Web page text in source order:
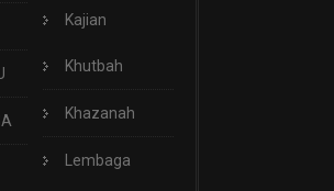
Kajian
Khutbah
Khazanah
Lembaga